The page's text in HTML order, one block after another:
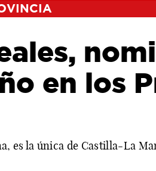
en los
es la única de Castilla-La